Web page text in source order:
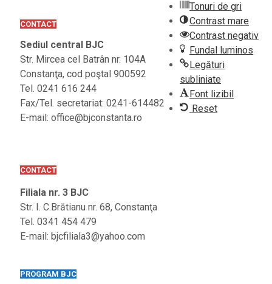
CONTACT
Sediul central BJC
Str. Mircea cel Batrân nr. 104A
Constanţa, cod poştal 900592
Tel. 0241 616 244
Fax/Tel. secretariat: 0241-614482
E-mail: office@bjconstanta.ro
CONTACT
Filiala nr. 3 BJC
Str. I. C.Brătianu nr. 68, Constanţa
Tel. 0341 454 479
E-mail: bjcfiliala3@yahoo.com
PROGRAM BJC
Tonuri de gri
Contrast mare
Contrast negativ
Fundal luminos
Legături
subliniate
Font lizibil
Reset